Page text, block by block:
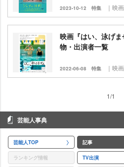
2023-10-12 特集 ｜映
映画『はい、泳げ
物・出演者一覧
2022-06-08 特集 ｜映
1/1
芸能人事典
芸能人TOP 記事
ランキング情報 TV出演